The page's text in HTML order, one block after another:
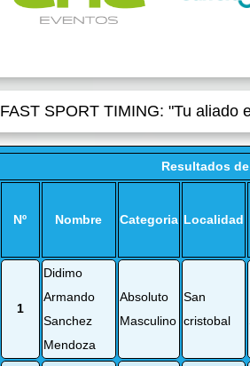
FAST SPORT TIMING: "Tu aliado
Resultados de
Nº Nombre Categoria Localidad
1
Didimo
Armando
Sanchez
Mendoza
Absoluto
Masculino
San
cristobal